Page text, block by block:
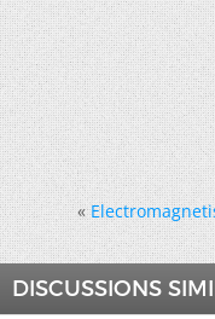
«
DISCUSSIONS